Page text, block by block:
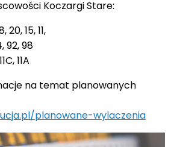
Koczargi Stare:
20, 15, 11,
92, 98
11A
na temat planowanych
planowane-wylaczenia